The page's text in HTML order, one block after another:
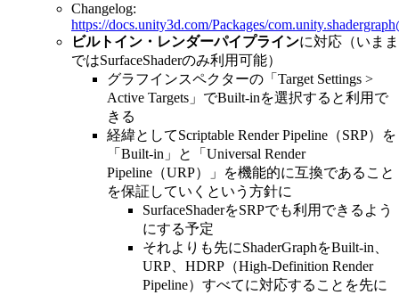
Changelog:
https://docs.unity3d.com/Packages/
ビルトイン・レンダーパイプラインに対応（いまま
ではSurfaceShaderのみ利用可能）
グラフインスペクターの「Target Settings >
Active Targets」でBuilt-inを選択すると利用で
きる
経緯としてScriptable Render Pipeline（SRP）を
「Built-in」と「Universal Render
Pipeline（URP）」を機能的に互換であること
を保証していくという方針に
SurfaceShaderをSRPでも利用できるよう
にする予定
それよりも先にShaderGraphをBuilt-in、
URP、HDRP（High-Definition Render
Pipeline）すべてに対応することを先に